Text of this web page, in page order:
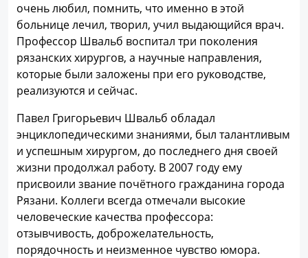
очень любил, помнить, что именно в этой
больнице лечил, творил, учил выдающийся врач.
Профессор Швальб воспитал три поколения
рязанских хирургов, а научные направления,
которые были заложены при его руководстве,
реализуются и сейчас.
Павел Григорьевич Швальб обладал
энциклопедическими знаниями, был талантливым
и успешным хирургом, до последнего дня своей
жизни продолжал работу. В 2007 году ему
присвоили звание почётного гражданина города
Рязани. Коллеги всегда отмечали высокие
человеческие качества профессора:
отзывчивость, доброжелательность,
порядочность и неизменное чувство юмора.